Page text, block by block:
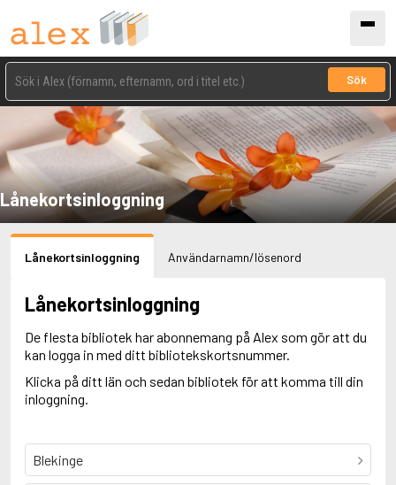
Sök
Lånekortsinloggning
Lånekortsinloggning Användarnamn/lösenord
Lånekortsinloggning
De flesta bibliotek har abonnemang på Alex som gör att du
kan logga in med ditt bibliotekskortsnummer.
Klicka på ditt län och sedan bibliotek för att komma till din
inloggning.
Blekinge